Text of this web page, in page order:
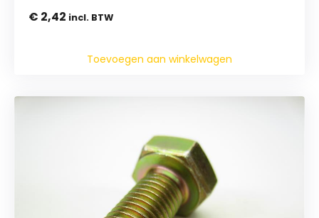
€ 2,42 incl. BTW
Toevoegen aan winkelwagen